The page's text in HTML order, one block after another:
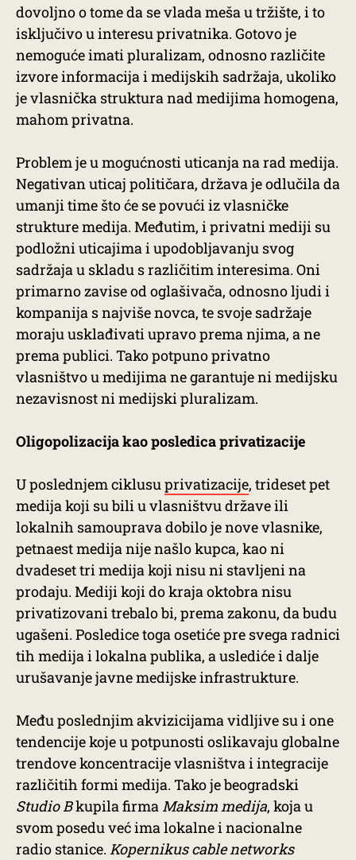
dovoljno o tome da se vlada meša u tržište, i to
isključivo u interesu privatnika. Gotovo je
nemoguće imati pluralizam, odnosno različite
izvore informacija i medijskih sadržaja, ukoliko
je vlasnička struktura nad medijima homogena,
mahom privatna.
Problem je u mogućnosti uticanja na rad medija.
Negativan uticaj političara, država je odlučila da
umanji time što će se povući iz vlasničke
strukture medija. Međutim, i privatni mediji su
podložni uticajima i upodobljavanju svog
sadržaja u skladu s različitim interesima. Oni
primarno zavise od oglašivača, odnosno ljudi i
kompanija s najviše novca, te svoje sadržaje
moraju usklađivati upravo prema njima, a ne
prema publici. Tako potpuno privatno
vlasništvo u medijima ne garantuje ni medijsku
nezavisnost ni medijski pluralizam.
Oligopolizacija kao posledica privatizacije
U poslednjem ciklusuprivatizacije, trideset pet
medija koji su bili u vlasništvu države ili
lokalnih samouprava dobilo je nove vlasnike,
petnaest medija nije našlo kupca, kao ni
dvadeset tri medija koji nisu ni stavljeni na
prodaju. Mediji koji do kraja oktobra nisu
privatizovani trebalo bi, prema zakonu, da budu
ugašeni. Posledice toga osetiće pre svega radnici
tih medija i lokalna publika, a uslediće i dalje
urušavanje javne medijske infrastrukture.
Među poslednjim akvizicijama vidljive su i one
tendencije koje u potpunosti oslikavaju globalne
trendove koncentracije vlasništva i integracije
različitih formi medija. Tako je beogradski
Studio Bkupila firma Maksim medija, koja u
svom posedu već ima lokalne i nacionalne
radio stanice. Kopernikus cable networks